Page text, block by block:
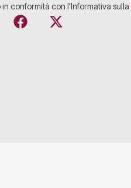
conformità con l'Informativa sulla